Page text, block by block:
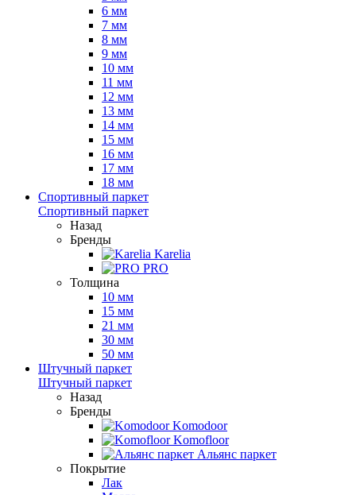
6 мм
7 мм
8 мм
9 мм
10 мм
11 мм
12 мм
13 мм
14 мм
15 мм
16 мм
17 мм
18 мм
Спортивный паркет
Спортивный паркет
Назад
Бренды
Karelia
PRO
Толщина
10 мм
15 мм
21 мм
30 мм
50 мм
Штучный паркет
Штучный паркет
Назад
Бренды
Komodoor
Komofloor
Альянс паркет
Покрытие
Лак